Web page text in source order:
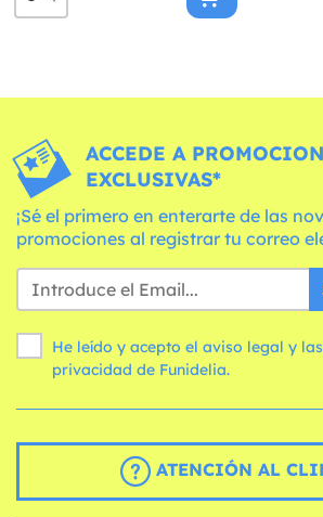
ACCEDE A
EXCLUSIVAS*
¡Sé el primero en enterarte de las
promociones al registrar tu correo
He leído y acepto el aviso legal y las
privacidad de Funidelia.
ATENCIÓN AL